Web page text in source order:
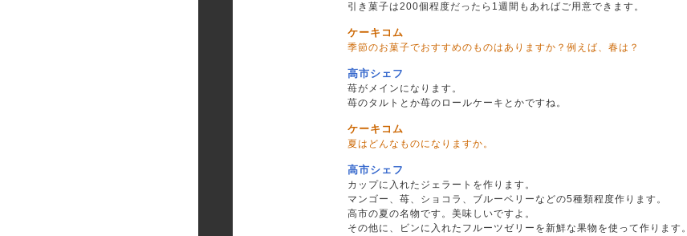
引き菓子は200個程度だったら1週間もあればご用意できます。
ケーキコム
季節のお菓子でおすすめのものはありますか？例えば、春は？
高市シェフ
苺がメインになります。
苺のタルトとか苺のロールケーキとかですね。
ケーキコム
夏はどんなものになりますか。
高市シェフ
カップに入れたジェラートを作ります。
マンゴー、苺、ショコラ、ブルーベリーなどの5種類程度作ります。
高市の夏の名物です。美味しいですよ。
その他に、ビンに入れたフルーツゼリーを新鮮な果物を使って作ります。